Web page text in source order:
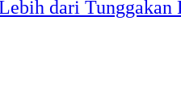
dari Tunggakan